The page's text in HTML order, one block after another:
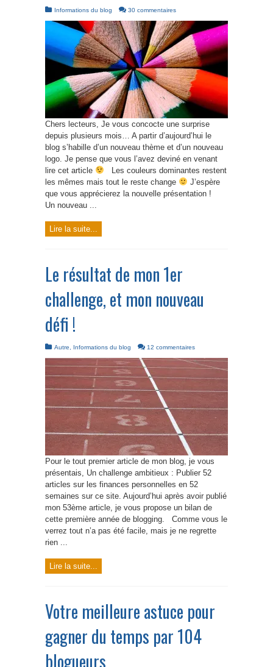
Informations du blog 30 commentaires
Chers lecteurs, Je vous concocte une surprise
depuis plusieurs mois… A partir d’aujourd’hui le
blog s’habille d’un nouveau thème et d’un nouveau
logo. Je pense que vous l’avez deviné en venant
lire cet article
Les couleurs dominantes restent
les mêmes mais tout le reste change
J’espère
que vous apprécierez la nouvelle présentation !
Un nouveau ...
Lire la suite...
Le résultat de mon 1er
challenge, et mon nouveau
défi !
Autre Informations du blog 12 commentaires
Pour le tout premier article de mon blog, je vous
présentais, Un challenge ambitieux : Publier 52
articles sur les finances personnelles en 52
semaines sur ce site. Aujourd’hui après avoir publié
mon 53ème article, je vous propose un bilan de
cette première année de blogging. Comme vous le
verrez tout n’a pas été facile, mais je ne regrette
rien ...
Lire la suite...
Votre meilleure astuce pour
gagner du temps par 104
blogueurs